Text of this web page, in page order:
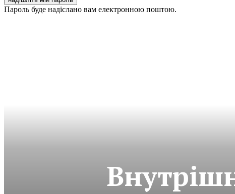
Пароль буде надіслано вам електронною поштою.